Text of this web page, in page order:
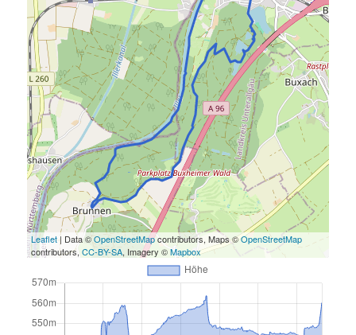
Leaflet| Data ©OpenStreetMapcontributors, Maps ©OpenStreetMap
contributors,CC-BY-SA, Imagery ©Mapbox